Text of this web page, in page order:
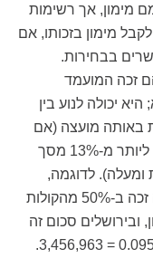
מימון, אך רשימות
מימון בזכותו, אם
מהקולות הכשרים בבחירות.
זכה המועמד
יכולה לנוע בין
באותה מועצה (אם
המועמד זכה ב-25% מהקולות ולא נבחר) ליותר מ-13% מסך
זכה ל-80% מהקולות ומעלה). לדוגמה,
רשימה שהמועמד לראשות העיר מטעמה זכה ב-50% מהקולות
כל המימון, ובירושלים סכום זה